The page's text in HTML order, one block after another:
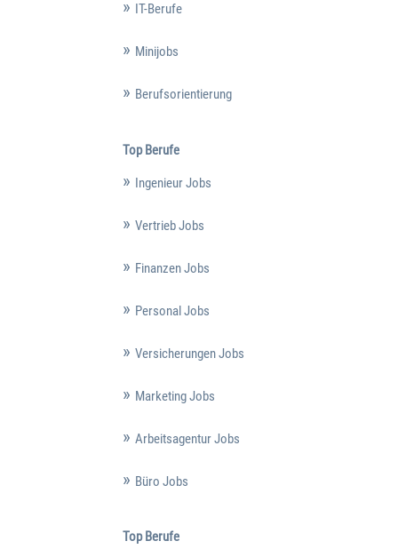
IT-Berufe
Minijobs
Berufsorientierung
Top Berufe
Ingenieur Jobs
Vertrieb Jobs
Finanzen Jobs
Personal Jobs
Versicherungen Jobs
Marketing Jobs
Arbeitsagentur Jobs
Büro Jobs
Top Berufe